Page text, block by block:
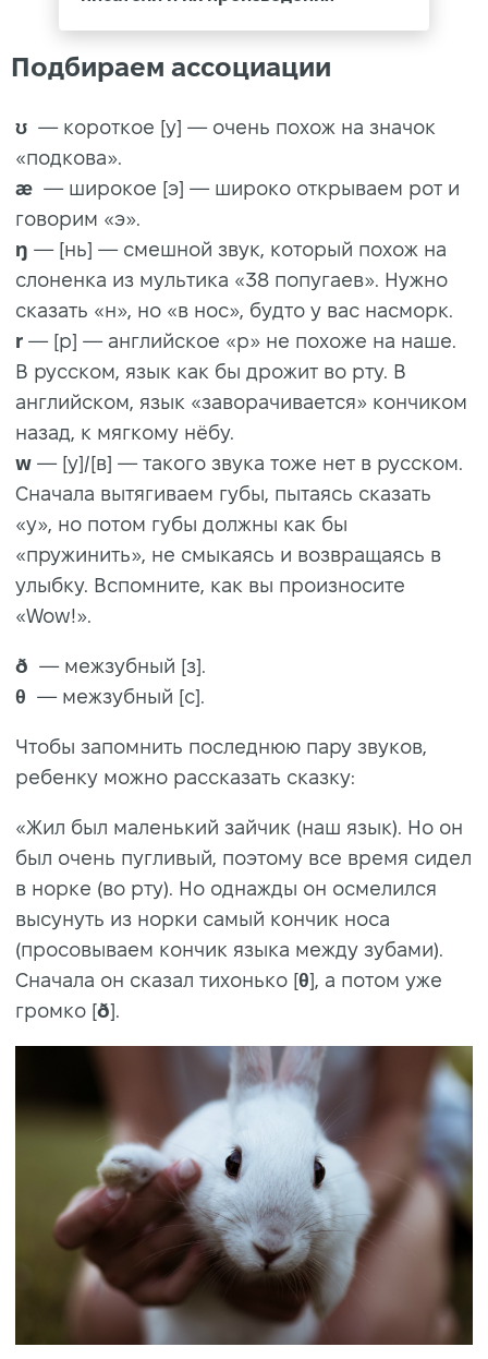
Подбираем ассоциации
ʊ — короткое [у] — очень похож на значок
«подкова».
æ — широкое [э] — широко открываем рот и
говорим «э».
ŋ — [нь] — смешной звук, который похож на
слоненка из мультика «38 попугаев». Нужно
сказать «н», но «в нос», будто у вас насморк.
r — [р] — английское «р» не похоже на наше.
В русском, язык как бы дрожит во рту. В
английском, язык «заворачивается» кончиком
назад, к мягкому нёбу.
w — [у]/[в] — такого звука тоже нет в русском.
Сначала вытягиваем губы, пытаясь сказать
«у», но потом губы должны как бы
«пружинить», не смыкаясь и возвращаясь в
улыбку. Вспомните, как вы произносите
«Wow!».
ð — межзубный [з].
θ — межзубный [с].
Чтобы запомнить последнюю пару звуков,
ребенку можно рассказать сказку:
«Жил был маленький зайчик (наш язык). Но он
был очень пугливый, поэтому все время сидел
в норке (во рту). Но однажды он осмелился
высунуть из норки самый кончик носа
(просовываем кончик языка между зубами).
Сначала он сказал тихонько [θ], а потом уже
громко [ð].